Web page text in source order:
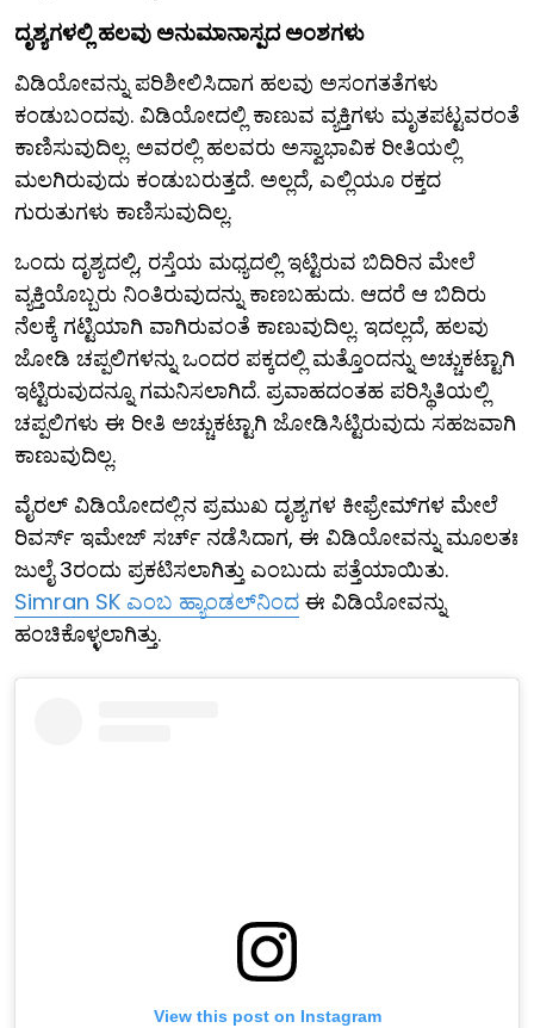
ದೃಶ್ಯಗಳಲ್ಲಿ ಹಲವು ಅನುಮಾನಾಸ್ಪದ ಅಂಶಗಳು
ವಿಡಿಯೋವನ್ನು ಪರಿಶೀಲಿಸಿದಾಗ ಹಲವು ಅಸಂಗತತೆಗಳು
ಕಂಡುಬಂದವು. ವಿಡಿಯೋದಲ್ಲಿ ಕಾಣುವ ವ್ಯಕ್ತಿಗಳು ಮೃತಪಟ್ಟವರಂತೆ
ಕಾಣಿಸುವುದಿಲ್ಲ. ಅವರಲ್ಲಿ ಹಲವರು ಅಸ್ವಾಭಾವಿಕ ರೀತಿಯಲ್ಲಿ
ಮಲಗಿರುವುದು ಕಂಡುಬರುತ್ತದೆ. ಅಲ್ಲದೆ, ಎಲ್ಲಿಯೂ ರಕ್ತದ
ಗುರುತುಗಳು ಕಾಣಿಸುವುದಿಲ್ಲ.
ಒಂದು ದೃಶ್ಯದಲ್ಲಿ, ರಸ್ತೆಯ ಮಧ್ಯದಲ್ಲಿ ಇಟ್ಟಿರುವ ಬಿದಿರಿನ ಮೇಲೆ
ವ್ಯಕ್ತಿಯೊಬ್ಬರು ನಿಂತಿರುವುದನ್ನು ಕಾಣಬಹುದು. ಆದರೆ ಆ ಬಿದಿರು
ನೆಲಕ್ಕೆ ಗಟ್ಟಿಯಾಗಿ ವಾಗಿರುವಂತೆ ಕಾಣುವುದಿಲ್ಲ. ಇದಲ್ಲದೆ, ಹಲವು
ಜೋಡಿ ಚಪ್ಪಲಿಗಳನ್ನು ಒಂದರ ಪಕ್ಕದಲ್ಲಿ ಮತ್ತೊಂದನ್ನು ಅಚ್ಚುಕಟ್ಟಾಗಿ
ಇಟ್ಟಿರುವುದನ್ನೂ ಗಮನಿಸಲಾಗಿದೆ. ಪ್ರವಾಹದಂತಹ ಪರಿಸ್ಥಿತಿಯಲ್ಲಿ
ಚಪ್ಪಲಿಗಳು ಈ ರೀತಿ ಅಚ್ಚುಕಟ್ಟಾಗಿ ಜೋಡಿಸಿಟ್ಟಿರುವುದು ಸಹಜವಾಗಿ
ಕಾಣುವುದಿಲ್ಲ.
ವೈರಲ್ ವಿಡಿಯೋದಲ್ಲಿನ ಪ್ರಮುಖ ದೃಶ್ಯಗಳ ಕೀಫ್ರೇಮ್‌ಗಳ ಮೇಲೆ
ರಿವರ್ಸ್ ಇಮೇಜ್ ಸರ್ಚ್ ನಡೆಸಿದಾಗ, ಈ ವಿಡಿಯೋವನ್ನು ಮೂಲತಃ
ಜುಲೈ 3ರಂದು ಪ್ರಕಟಿಸಲಾಗಿತ್ತು ಎಂಬುದು ಪತ್ತೆಯಾಯಿತು.
Simran SK ಎಂಬ ಹ್ಯಾಂಡಲ್‌ನಿಂದ ಈ ವಿಡಿಯೋವನ್ನು
ಹಂಚಿಕೊಳ್ಳಲಾಗಿತ್ತು.
View this post on Instagram